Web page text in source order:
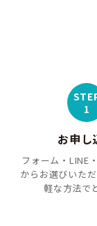
1
お申し
フォーム・LINE
からお選びいた
軽な方法で